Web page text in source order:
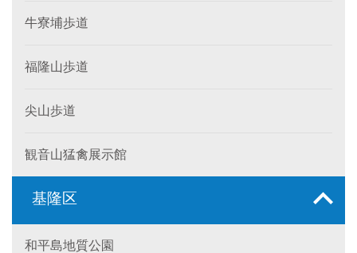
牛寮埔歩道
福隆山歩道
尖山歩道
観音山猛禽展示館
基隆区
和平島地質公園